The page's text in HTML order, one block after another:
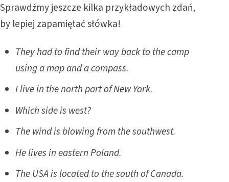
Sprawdźmy jeszcze kilka przykładowych zdań,
by lepiej zapamiętać słówka!
They had to find their way back to the camp
using a map and a compass.
I live in the north part of New York.
Which side is west?
The wind is blowing from the southwest.
He lives in eastern Poland.
The USA is located to the south of Canada.